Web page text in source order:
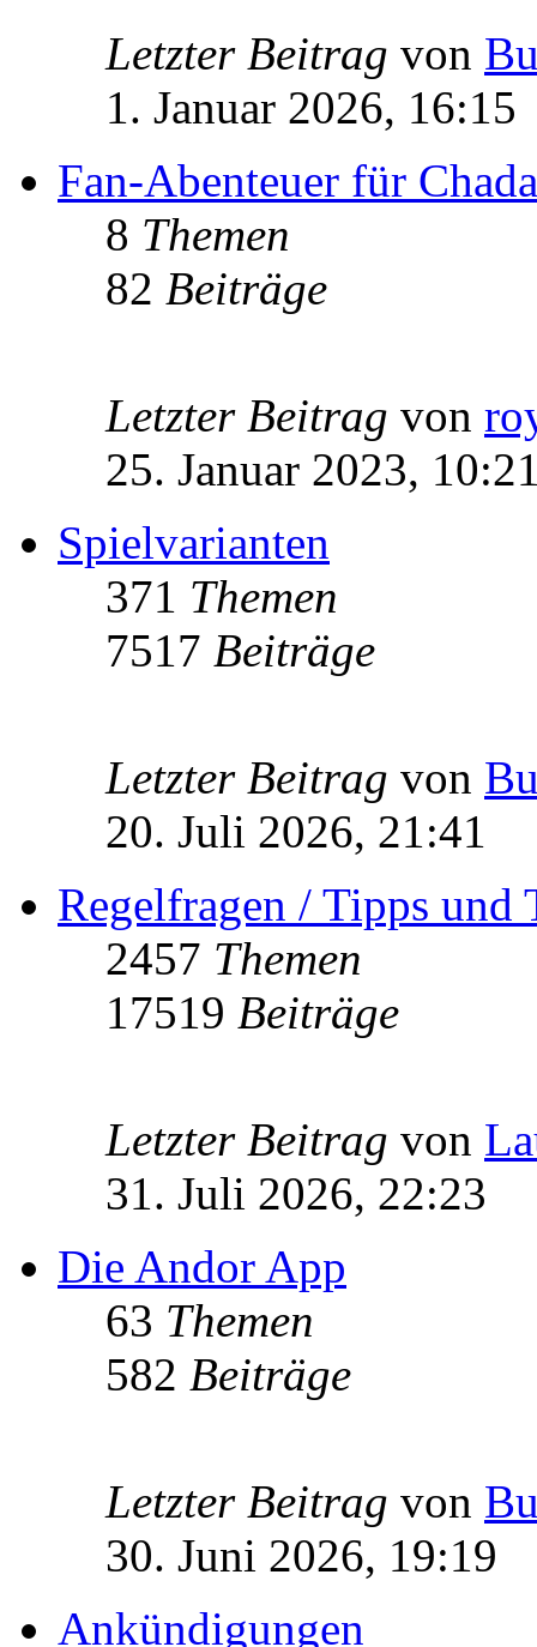
Letzter Beitrag von
1. Januar 2026, 16:15
Fan-Abenteuer für
8 Themen
82 Beiträge
Letzter Beitrag von
25. Januar 2023,
Spielvarianten
371 Themen
7517 Beiträge
Letzter Beitrag von
20. Juli 2026, 21:41
Regelfragen / Tipps und
2457 Themen
17519 Beiträge
Letzter Beitrag von
31. Juli 2026, 22:23
Die Andor App
63 Themen
582 Beiträge
Letzter Beitrag von
30. Juni 2026, 19:19
Ankündigungen